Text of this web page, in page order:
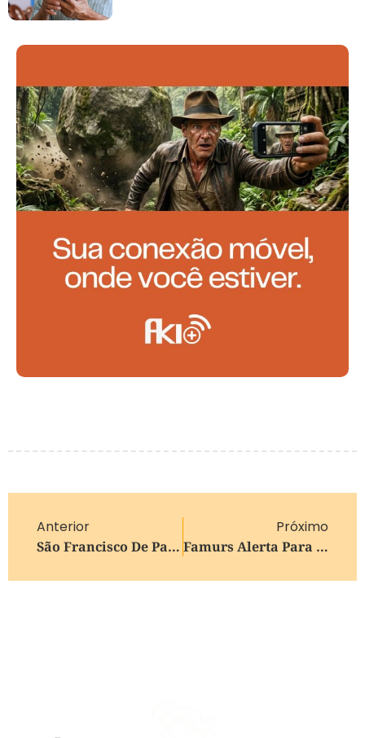
Anterior
São Francisco De Paula Sedia 7º Festival Gastronômico Da Batata
Próximo
Famurs Alerta Para Falta De Vacinas Contra A Influenza E Covid-19 Nos Municípios Gaúchos